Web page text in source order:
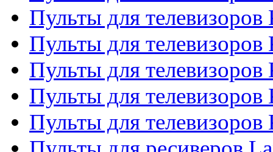
Пульты для телевизоров
Пульты для телевизоров
Пульты для телевизоров
Пульты для
Пульты для